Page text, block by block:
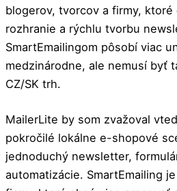
blogerov, tvorcov a firmy,
rozhranie a rýchlu tvorbu
SmartEmailingom pôsobí viac
medzinárodne, ale nemusí byť
CZ/SK trh.
MailerLite by som zvažoval
pokročilé lokálne e-shopové
jednoduchý newsletter,
automatizácie. SmartEmailing